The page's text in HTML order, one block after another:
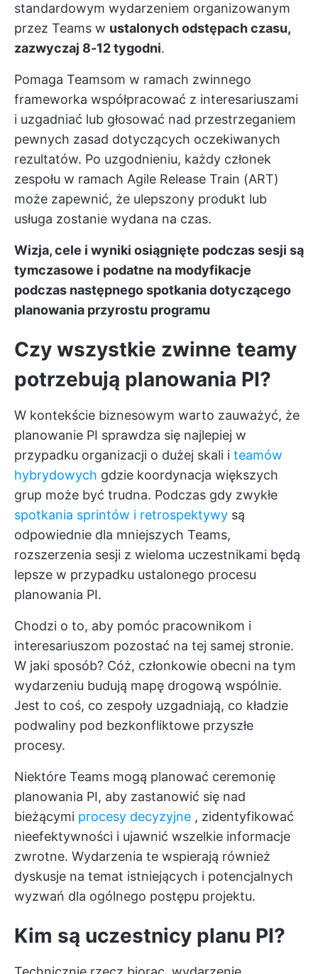
standardowym wydarzeniem organizowanym
przez Teams w ustalonych odstępach czasu,
zazwyczaj 8-12 tygodni.
Pomaga Teamsom w ramach zwinnego
frameworka współpracować z interesariuszami
i uzgadniać lub głosować nad przestrzeganiem
pewnych zasad dotyczących oczekiwanych
rezultatów. Po uzgodnieniu, każdy członek
zespołu w ramach Agile Release Train (ART)
może zapewnić, że ulepszony produkt lub
usługa zostanie wydana na czas.
Wizja, cele i wyniki osiągnięte podczas sesji są
tymczasowe i podatne na modyfikacje
podczas następnego spotkania dotyczącego
planowania przyrostu programu
Czy wszystkie zwinne teamy
potrzebują planowania PI?
W kontekście biznesowym warto zauważyć, że
planowanie PI sprawdza się najlepiej w
przypadku organizacji o dużej skali i teamów
hybrydowych gdzie koordynacja większych
grup może być trudna. Podczas gdy zwykłe
spotkania sprintów i retrospektywy są
odpowiednie dla mniejszych Teams,
rozszerzenia sesji z wieloma uczestnikami będą
lepsze w przypadku ustalonego procesu
planowania PI.
Chodzi o to, aby pomóc pracownikom i
interesariuszom pozostać na tej samej stronie.
W jaki sposób? Cóż, członkowie obecni na tym
wydarzeniu budują mapę drogową wspólnie.
Jest to coś, co zespoły uzgadniają, co kładzie
podwaliny pod bezkonfliktowe przyszłe
procesy.
Niektóre Teams mogą planować ceremonię
planowania PI, aby zastanowić się nad
bieżącymi procesy decyzyjne , zidentyfikować
nieefektywności i ujawnić wszelkie informacje
zwrotne. Wydarzenia te wspierają również
dyskusje na temat istniejących i potencjalnych
wyzwań dla ogólnego postępu projektu.
Kim są uczestnicy planu PI?